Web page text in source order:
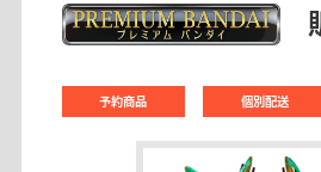
予約商品 個別配送